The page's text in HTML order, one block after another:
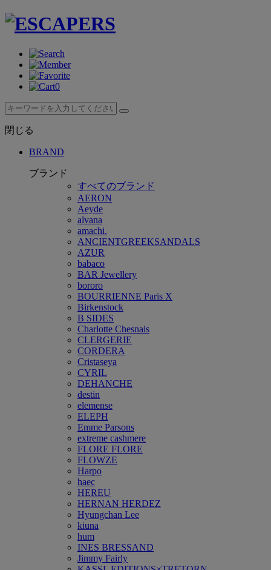
0
閉じる
BRAND
ブランド
すべてのブランド
AERON
Aeyde
alvana
amachi.
ANCIENTGREEKSANDALS
AZUR
babaco
BAR Jewellery
bororo
BOURRIENNE Paris X
Birkenstock
B SIDES
Charlotte Chesnais
CLERGERIE
CORDERA
Cristaseya
CYRIL
DEHANCHE
destin
elemense
ELEPH
Emme Parsons
extreme cashmere
FLORE FLORE
FLOWZE
Harpo
haec
HEREU
HERNAN HERDEZ
Hyungchan Lee
kiuna
hum
INES BRESSAND
Jimmy Fairly